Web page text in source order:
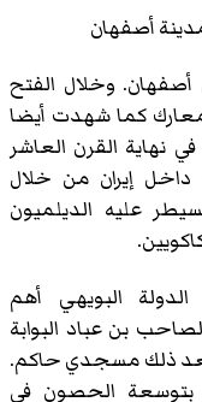
أصفهان
أصفهان. وخلال الفتح
كما شهدت أيضا
نهاية القرن العاشر
داخل إيران من خلال
عليه الديلميون
.
البويهي أهم
بن عباد البوابة
ذلك مسجدي حاكم.
بتوسعة الحصون في